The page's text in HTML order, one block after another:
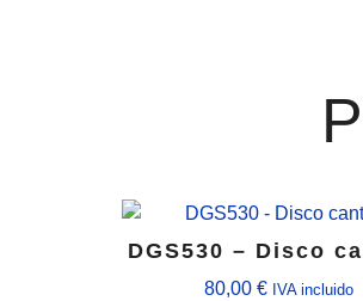
DGS530 – Disco
80,00 € IVA incluido